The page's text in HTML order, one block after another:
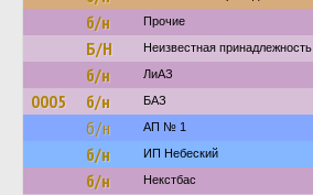
б/н Прочие
Б/Н Неизвестная принадлежность
б/н ЛиАЗ
0005 б/н БАЗ
б/н АП № 1
б/н ИП Небеский
б/н Некстбас